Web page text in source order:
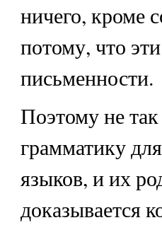
ничего, кроме
потому, что
письменности.
Поэтому не
грамматику
языков, и их
доказывается